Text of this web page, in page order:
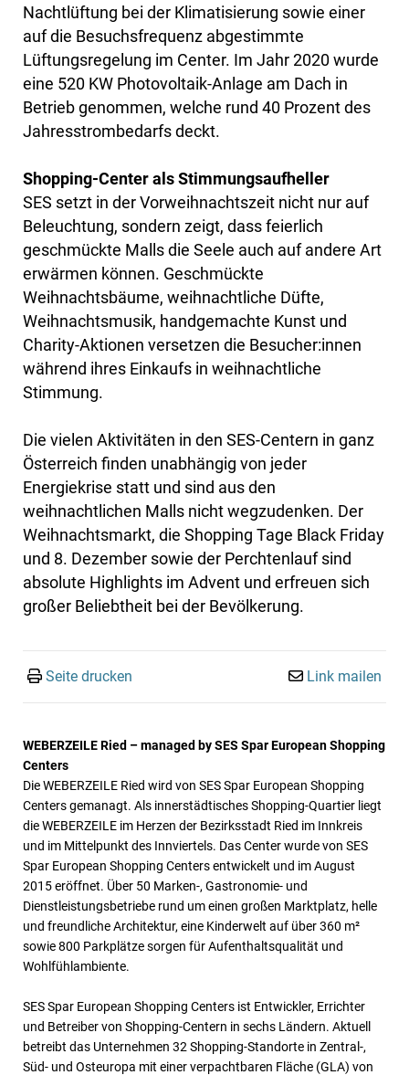
Nachtlüftung bei der Klimatisierung sowie einer
auf die Besuchsfrequenz abgestimmte
Lüftungsregelung im Center. Im Jahr 2020 wurde
eine 520 KW Photovoltaik-Anlage am Dach in
Betrieb genommen, welche rund 40 Prozent des
Jahresstrombedarfs deckt.
Shopping-Center als Stimmungsaufheller
SES setzt in der Vorweihnachtszeit nicht nur auf
Beleuchtung, sondern zeigt, dass feierlich
geschmückte Malls die Seele auch auf andere Art
erwärmen können. Geschmückte
Weihnachtsbäume, weihnachtliche Düfte,
Weihnachtsmusik, handgemachte Kunst und
Charity-Aktionen versetzen die Besucher:innen
während ihres Einkaufs in weihnachtliche
Stimmung.
Die vielen Aktivitäten in den SES-Centern in ganz
Österreich finden unabhängig von jeder
Energiekrise statt und sind aus den
weihnachtlichen Malls nicht wegzudenken. Der
Weihnachtsmarkt, die Shopping Tage Black Friday
und 8. Dezember sowie der Perchtenlauf sind
absolute Highlights im Advent und erfreuen sich
großer Beliebtheit bei der Bevölkerung.
Seite drucken Link mailen
WEBERZEILE Ried – managed by SES Spar European Shopping
Centers
Die WEBERZEILE Ried wird von SES Spar European Shopping
Centers gemanagt. Als innerstädtisches Shopping-Quartier liegt
die WEBERZEILE im Herzen der Bezirksstadt Ried im Innkreis
und im Mittelpunkt des Innviertels. Das Center wurde von SES
Spar European Shopping Centers entwickelt und im August
2015 eröffnet. Über 50 Marken-, Gastronomie- und
Dienstleistungsbetriebe rund um einen großen Marktplatz, helle
und freundliche Architektur, eine Kinderwelt auf über 360 m²
sowie 800 Parkplätze sorgen für Aufenthaltsqualität und
Wohlfühlambiente.
SES Spar European Shopping Centers ist Entwickler, Errichter
und Betreiber von Shopping-Centern in sechs Ländern. Aktuell
betreibt das Unternehmen 32 Shopping-Standorte in Zentral-,
Süd- und Osteuropa mit einer verpachtbaren Fläche (GLA) von